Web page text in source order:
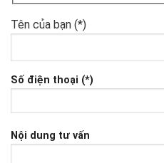
Tên của bạn (*)
Số điện thoại (*)
Nội dung tư vấn